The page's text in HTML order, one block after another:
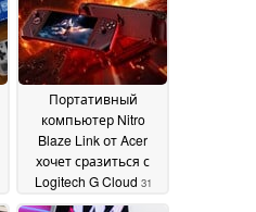
Портативный
компьютер Nitro
Blaze Link от Acer
хочет сразиться с
Logitech G Cloud 31
May 2026